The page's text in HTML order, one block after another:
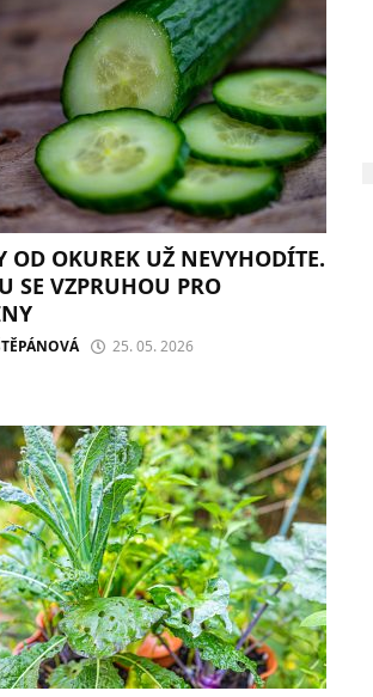
OD OKUREK UŽ NEVYHODÍTE.
SE VZPRUHOU PRO
25. 05. 2026